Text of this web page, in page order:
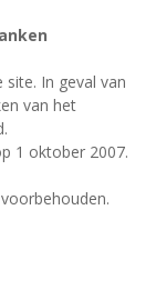
In geval van
van het
1 oktober 2007.